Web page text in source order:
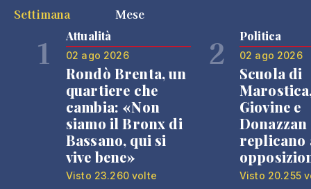
Settimana
Mese
1 Attualità
02 ago 2026
Rondò Brenta, un
quartiere che
cambia: «Non
siamo il Bronx di
Bassano, qui si
vive bene»
Visto 23.260 volte
2 Politica
02 ago 2026
Scuola di
Giovine e
Donazzan
replicano
Visto 20.255